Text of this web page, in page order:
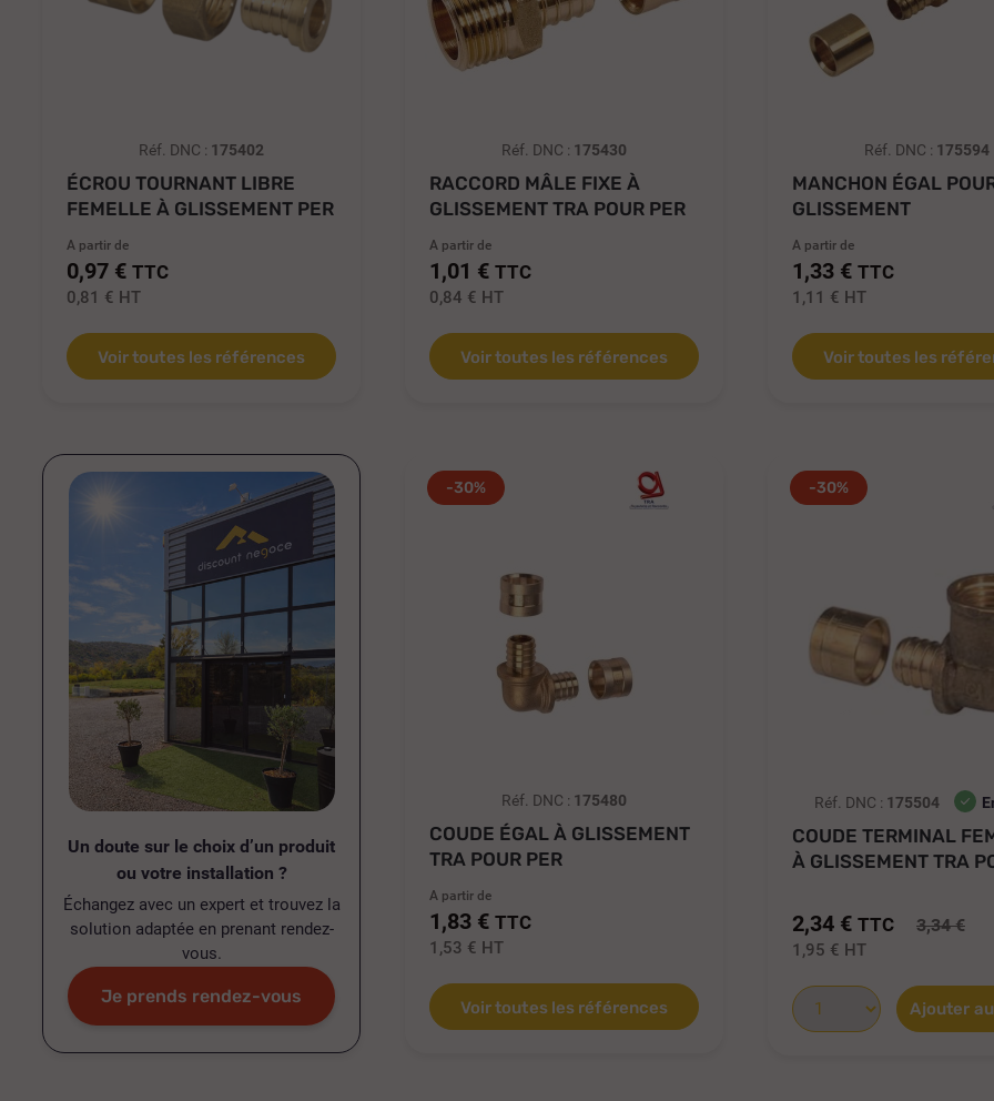
Réf. DNC : 175402
ÉCROU TOURNANT LIBRE
FEMELLE À GLISSEMENT PER
A partir de
0,97 € TTC
0,81 € HT
Voir toutes les références
Réf. DNC : 175430
RACCORD MÂLE FIXE À
GLISSEMENT TRA POUR PER
A partir de
1,01 € TTC
0,84 € HT
Voir toutes les références
Réf. DNC : 175594
MANCHON ÉGAL
GLISSEMENT
A partir de
1,33 € TTC
1,11 € HT
Voir toutes les
Un doute sur le choix d’un produit
ou votre installation ?
Échangez avec un expert et trouvez la
solution adaptée en prenant rendez-
vous.
Je prends rendez-vous
-30%
Réf. DNC : 175480
COUDE ÉGAL À GLISSEMENT
TRA POUR PER
A partir de
1,83 € TTC
1,53 € HT
Voir toutes les références
-30%
Réf. DNC : 175504
COUDE TERMINAL
À GLISSEMENT TRA
2,34 € TTC 3,34 €
1,95 € HT
Ajouter